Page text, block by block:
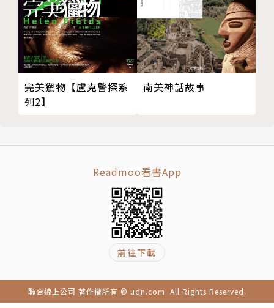
無子，他將52位院童視為家人，每月定期訪視。
在新冠病毒疫情肆虐美國時，米奇收到世界各地讀者的
來信。過去承平時節，有些讀者會批評他寫的東西美好
到不夠真實。但是這次瘟疫對世界各地都造成重大傷
害，很多人反而都在找米奇的書，讀了一本還要再讀一
本，因為大家需要尋找希望。於是，米奇希望透過自己
最擅長的說故事，來為人們做些什麼，於是有了《擁抱
這是一本供免費閱讀的小書。每個星期五發表一章，也
款給幫助底特律疫情的基金SAY Detroit。他也開放給
世界各地的出版社免費翻譯、上架這部作品。
現職譯者，譯有《如果我們的世界消失了》（寂寞出
版），以及米奇‧艾爾邦多本著作（大塊出版），同時
完美獵物【盧克警探系
列2】
南美神話故事
Readmoo看書App
前往下載
聯合線上公司 著作權所有 © udn.com. All Rights Reserved.